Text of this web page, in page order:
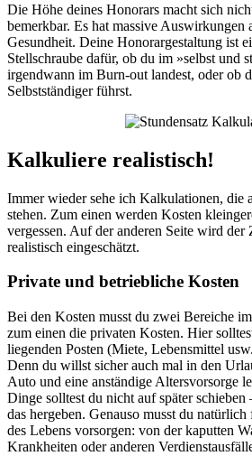
Die Höhe deines Honorars macht sich
bemerkbar. Es hat massive Auswirkungen
Gesundheit. Deine Honorargestaltung ist
Stellschraube dafür, ob du im »selbst und
irgendwann im Burn-out landest, oder ob
Selbstständiger führst.
Kalkuliere realistisch!
Immer wieder sehe ich Kalkulationen, die
stehen. Zum einen werden Kosten
vergessen. Auf der anderen Seite wird der
realistisch eingeschätzt.
Private und betriebliche Kosten
Bei den Kosten musst du zwei Bereiche
zum einen die privaten Kosten. Hier
liegenden Posten (Miete, Lebensmittel
Denn du willst sicher auch mal in den
Auto und eine anständige Altersvorsorge
Dinge solltest du nicht auf später
das hergeben. Genauso musst du
des Lebens vorsorgen: von der kaputten
Krankheiten oder anderen